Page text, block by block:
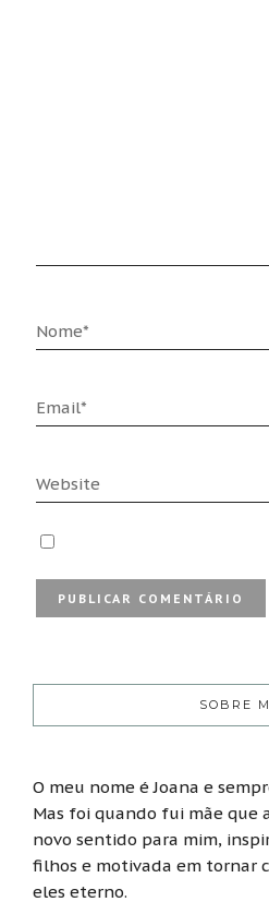
SOBRE
O meu nome é Joana e
Mas foi quando fui mãe que
novo sentido para mim,
filhos e motivada em tornar
eles eterno.